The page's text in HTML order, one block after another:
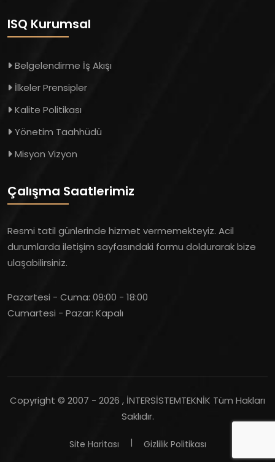
ISQ Kurumsal
Belgelendirme İş Akışı
İlkeler Prensipler
Kalite Politikası
Yönetim Taahhüdü
Misyon Vizyon
Çalışma Saatlerimiz
Resmi tatil günlerinde hizmet vermemekteyiz. Acil
durumlarda iletişim sayfasındaki formu doldurarak bize
ulaşabilirsiniz.
Pazartesi - Cuma: 09:00 - 18:00
Cumartesi - Pazar: Kapalı
Copyright © 2007 - 2026 , İNTERSİSTEMTEKNİK Tüm Hakları
Saklıdır.
Site Haritası Gizlilik Politikası